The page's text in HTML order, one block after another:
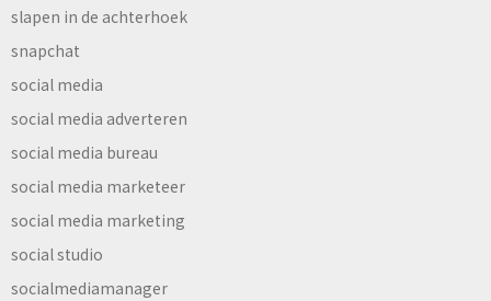
slapen in de achterhoek
snapchat
social media
social media adverteren
social media bureau
social media marketeer
social media marketing
social studio
socialmediamanager